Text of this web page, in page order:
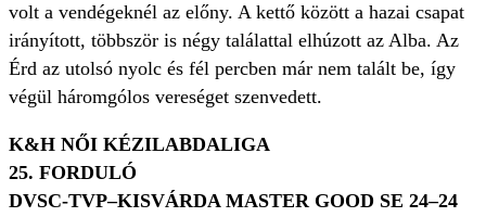
volt a vendégeknél az előny. A kettő között a hazai csapat
irányított, többször is négy találattal elhúzott az Alba. Az
Érd az utolsó nyolc és fél percben már nem talált be, így
végül háromgólos vereséget szenvedett.
K&H NŐI KÉZILABDALIGA
25. FORDULÓ
DVSC-TVP–KISVÁRDA MASTER GOOD SE 24–24